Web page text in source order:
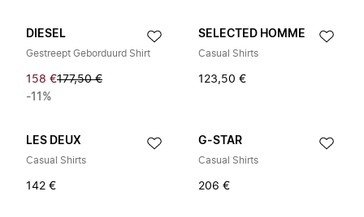
DIESEL
Gestreept Geborduurd Shirt
158 €177,50 €
-11%
SELECTED HOMME
Casual Shirts
123,50 €
LES DEUX
Casual Shirts
142 €
G-STAR
Casual Shirts
206 €